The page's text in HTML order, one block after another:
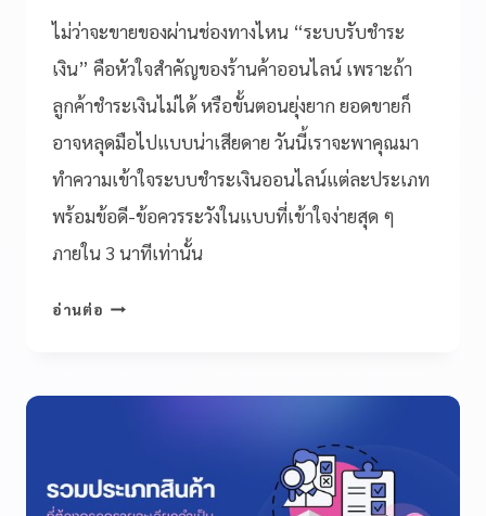
ไม่ว่าจะขายของผ่านช่องทางไหน “ระบบรับชำระ
เงิน” คือหัวใจสำคัญของร้านค้าออนไลน์ เพราะถ้า
ลูกค้าชำระเงินไม่ได้ หรือขั้นตอนยุ่งยาก ยอดขายก็
อาจหลุดมือไปแบบน่าเสียดาย วันนี้เราจะพาคุณมา
ทำความเข้าใจระบบชำระเงินออนไลน์แต่ละประเภท
พร้อมข้อดี-ข้อควรระวังในแบบที่เข้าใจง่ายสุด ๆ
ภายใน 3 นาทีเท่านั้น
อ่านต่อ